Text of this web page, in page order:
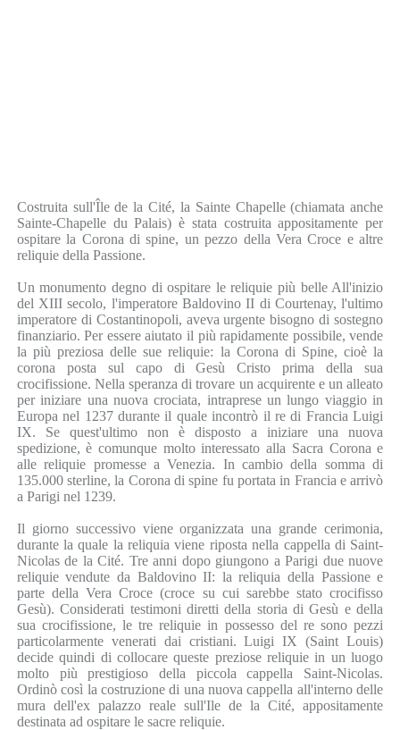
Costruita sull'Île de la Cité, la Sainte Chapelle (chiamata anche
Sainte-Chapelle du Palais) è stata costruita appositamente per
ospitare la Corona di spine, un pezzo della Vera Croce e altre
reliquie della Passione.
Un monumento degno di ospitare le reliquie più belle All'inizio
del XIII secolo, l'imperatore Baldovino II di Courtenay, l'ultimo
imperatore di Costantinopoli, aveva urgente bisogno di sostegno
finanziario. Per essere aiutato il più rapidamente possibile, vende
la più preziosa delle sue reliquie: la Corona di Spine, cioè la
corona posta sul capo di Gesù Cristo prima della sua
crocifissione. Nella speranza di trovare un acquirente e un alleato
per iniziare una nuova crociata, intraprese un lungo viaggio in
Europa nel 1237 durante il quale incontrò il re di Francia Luigi
IX. Se quest'ultimo non è disposto a iniziare una nuova
spedizione, è comunque molto interessato alla Sacra Corona e
alle reliquie promesse a Venezia. In cambio della somma di
135.000 sterline, la Corona di spine fu portata in Francia e arrivò
a Parigi nel 1239.
Il giorno successivo viene organizzata una grande cerimonia,
durante la quale la reliquia viene riposta nella cappella di Saint-
Nicolas de la Cité. Tre anni dopo giungono a Parigi due nuove
reliquie vendute da Baldovino II: la reliquia della Passione e
parte della Vera Croce (croce su cui sarebbe stato crocifisso
Gesù). Considerati testimoni diretti della storia di Gesù e della
sua crocifissione, le tre reliquie in possesso del re sono pezzi
particolarmente venerati dai cristiani. Luigi IX (Saint Louis)
decide quindi di collocare queste preziose reliquie in un luogo
molto più prestigioso della piccola cappella Saint-Nicolas.
Ordinò così la costruzione di una nuova cappella all'interno delle
mura dell'ex palazzo reale sull'Ile de la Cité, appositamente
destinata ad ospitare le sacre reliquie.